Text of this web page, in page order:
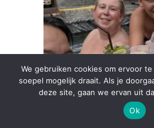
We gebruiken cookies om ervoor
soepel mogelijk draait. Als je
deze site, gaan we ervan uit
Ok